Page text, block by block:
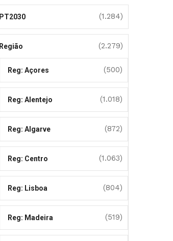
PT2030 (1.284)
Região (2.279)
Reg: Açores (500)
Reg: Alentejo (1.018)
Reg: Algarve (872)
Reg: Centro (1.063)
Reg: Lisboa (804)
Reg: Madeira (519)